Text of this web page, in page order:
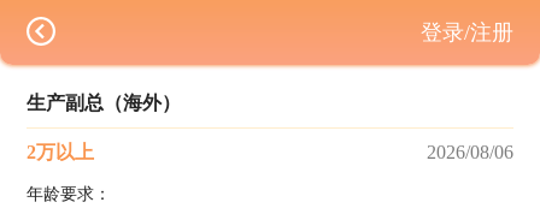
生产副总（海外）
2万以上 2026/08/06
年龄要求：
登录/注册